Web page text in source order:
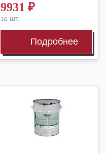
9931 ₽
за шт.
Подробнее